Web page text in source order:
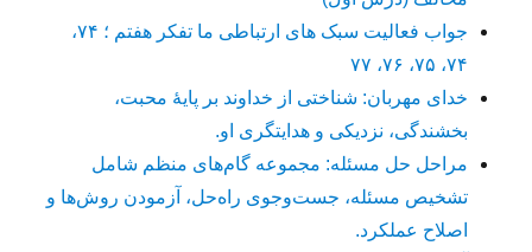
جواب فعالیت سبک های ارتباطی ما تفکر هفتم ؛ ۷۴،
۷۴، ۷۵، ۷۶، ۷۷
خدای مهربان: شناختی از خداوند بر پایهٔ محبت،
بخشندگی، نزدیکی و هدایتگری او.
مراحل حل مسئله: مجموعه گام‌های منظم شامل
تشخیص مسئله، جست‌وجوی راه‌حل، آزمودن روش‌ها و
اصلاح عملکرد.